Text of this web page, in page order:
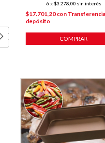
6 x $3.278,00 sin interés
$17.701,20con
depósito
COMPRAR